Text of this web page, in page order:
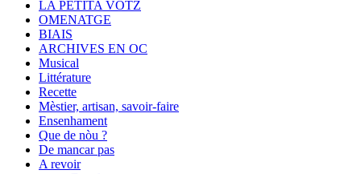
LA PETITA VOTZ
OMENATGE
BIAIS
ARCHIVES EN OC
Musical
Littérature
Recette
Mèstier, artisan, savoir-faire
Ensenhament
Que de nòu ?
De mancar pas
A revoir